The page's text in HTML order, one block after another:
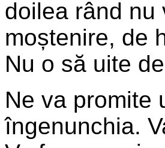
doilea rând nu
moștenire, de
Nu o să uite
Ne va promite
îngenunchia.